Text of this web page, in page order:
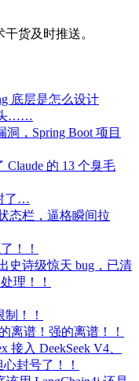
货及时推送。
底层是怎么设计
头……
，Spring Boot 项目
Claude 的 13 个臭毛
了…
态栏，逼格瞬间拉
！！
史诗级惊天 bug，已清
理！！
！！
离谱！强的离谱！！
接入 DeekSeek V4、
封号了！！